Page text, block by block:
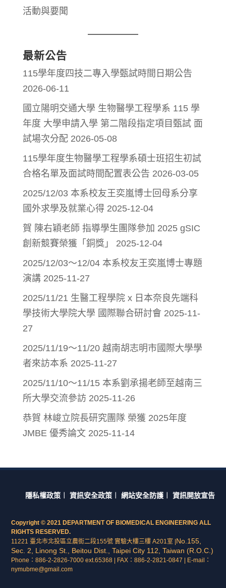
活動與要聞
最新公告
115學年度四技二專入學甄試時間日期公告
2026-06-11
國立陽明交通大學 生物醫學工程學系 115 學
年度 大學申請入學 第二階段指定項目甄試 面
試場次分配 2026-05-08
115學年度生物醫學工程學系碩士班招生初試
合格名單及面試時間配置表公告 2026-03-05
2025/12/03 本系校友王奕嵐博士回母系分享
國外求學及就業心得 2025-12-04
賀 陳右穎老師 指導學生團隊參加 2025 gSIC
創新競賽榮獲「銅獎」
2025-12-04
2025/12/03～12/04 本系校友王奕嵐博士專題
演講 2025-11-27
2025/11/21 生醫工程學院 x 日本奈良先端科
學技術大學院大學 國際聯合研討會 2025-11-
27
2025/11/19～11/20 越南胡志明市國際大學學
者來訪本系 2025-11-27
2025/11/10～11/15 本系劉承揚老師至越南三
所大學交流參訪 2025-11-26
恭賀 林峻立院長研究團隊 榮獲 2025年度
JMBE 優秀論文 2025-11-14
隱私權政策︱ 資訊安全政策︱ 網站安全防護︱ 資訊開放宣告
Copyright © 2021 DEPARTMENT OF BIOMEDICAL ENGINEERING ALL
RIGHTS RESERVED.
11221 臺北市北投區立農街二段155號 實驗大樓三樓 A201室 |No.155,
Sec. 2, Linong St., Beitou Dist., Taipei City 112, Taiwan (R.O.C.)
Phone：886-2-2826-7000 ext.65368 | FAX：886-2-2821-0847 | E-mail：
nymubme@gmail.com